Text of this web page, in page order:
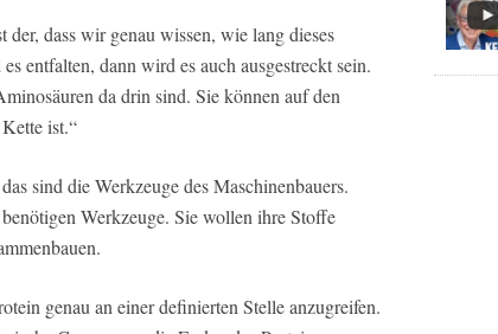
dass wir genau wissen, wie lang dieses
entfalten, dann wird es auch ausgestreckt sein.
da drin sind. Sie können auf den
ist.“
sind die Werkzeuge des Maschinenbauers.
Werkzeuge. Sie wollen ihre Stoffe
genau an einer definierten Stelle anzugreifen.